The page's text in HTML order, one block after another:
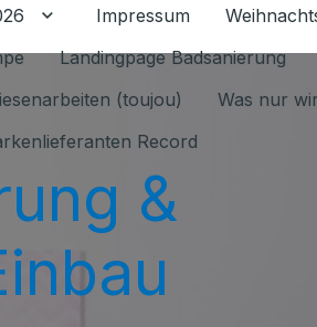
umschalten
Untermenü für Datenschutz
Impressum
Landingpage Badsanierung
(toujou) Was nur
Record
&